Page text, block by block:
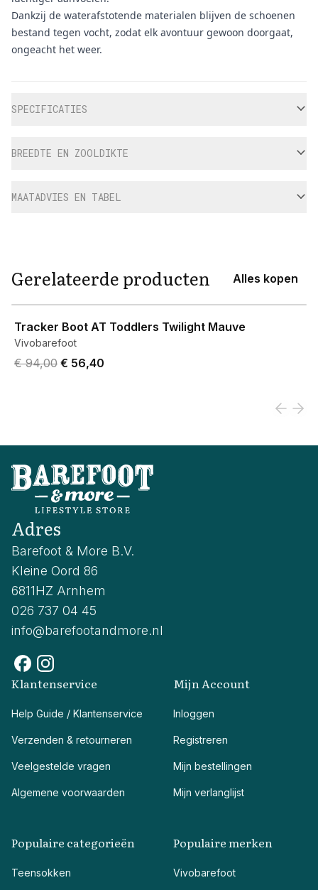
Dankzij de waterafstotende materialen blijven de schoenen
bestand tegen vocht, zodat elk avontuur gewoon doorgaat,
ongeacht het weer.
SPECIFICATIES
BREEDTE EN ZOOLDIKTE
MAATADVIES EN TABEL
Gerelateerde producten Alles kopen
Tracker Boot AT Toddlers Twilight Mauve
Vivobarefoot
Original price was € 94,00.
€ 94,00 Current price is € 56,40.
€ 56,40
Adres
Barefoot & More B.V.
Kleine Oord 86
6811HZ Arnhem
026 737 04 45
info@barefootandmore.nl
Klantenservice
Help Guide / Klantenservice
Verzenden & retourneren
Veelgestelde vragen
Algemene voorwaarden
Mijn Account
Inloggen
Registreren
Mijn bestellingen
Mijn verlanglijst
Populaire categorieën
Teensokken
Populaire merken
Vivobarefoot